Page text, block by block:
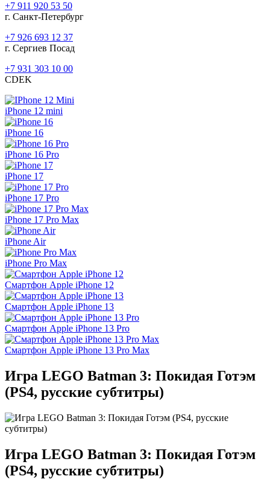
+7 911 920 53 50
г. Санкт-Петербург
+7 926 693 12 37
г. Сергиев Посад
+7 931 303 10 00
CDEK
iPhone 12 mini
iPhone 16
iPhone 16 Pro
iPhone 17
iPhone 17 Pro
iPhone 17 Pro Max
iPhone Air
iPhone Pro Max
Смартфон Apple iPhone 12
Смартфон Apple iPhone 13
Смартфон Apple iPhone 13 Pro
Смартфон Apple iPhone 13 Pro Max
Игра LEGO Batman 3: Покидая Готэм
(PS4, русские субтитры)
Игра LEGO Batman 3: Покидая Готэм
(PS4, русские субтитры)